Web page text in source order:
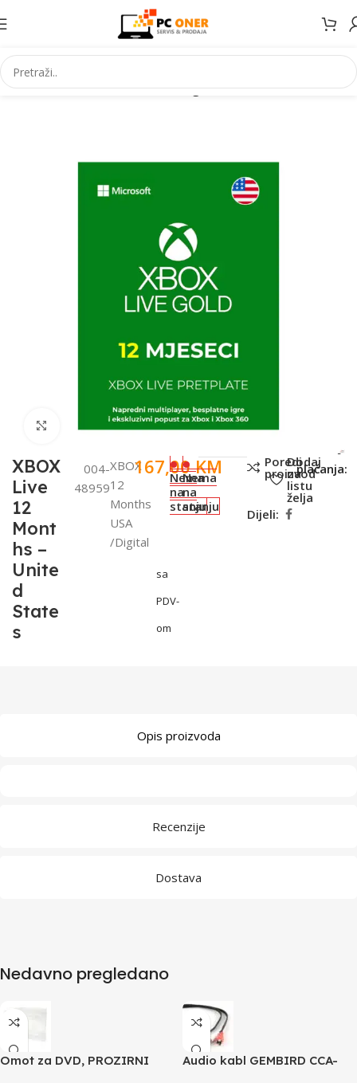
Početna Informatika Racunari Digitalni kodovi
Click to enlarge
XBOX
Live
12
Mont
hs –
Unite
d
State
s
004-
48959
XBOX
12
Months
USA
/Digital
167,00KM
sa
PDV-
om
Nema
na
stanju
Nema
na
stanju
Poredi
proizvod
Dodaj
na
listu
želja
Dijeli:
Metode
plaćanja:
Opis proizvoda
Recenzije
Dostava
Nedavno pregledano
Omot za DVD, PROZIRNI
Audio kabl GEMBIRD CCA-